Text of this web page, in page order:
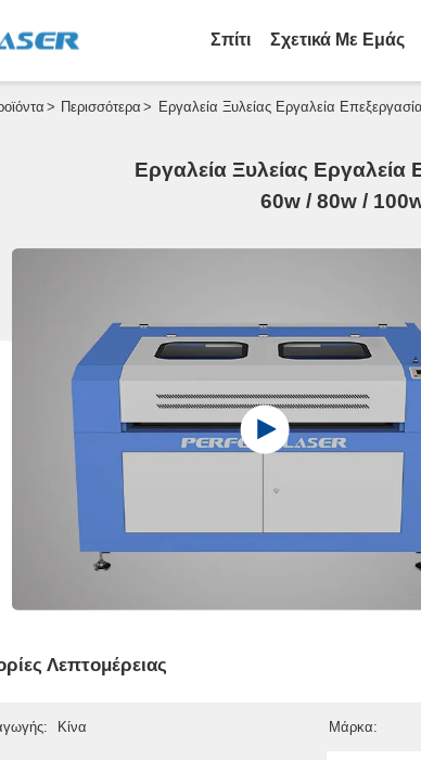
Σπίτι Σχετικά Με Εμάς
> Περισσότερα > Εργαλεία Ξυλείας Εργαλεία
Εργαλεία Ξυλείας
60w / 80w /
Λεπτομέρειας
Κίνα Μάρκα: